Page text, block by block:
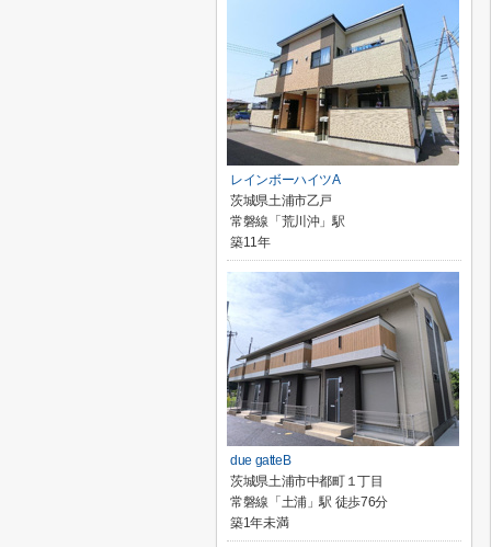
レインボーハイツA
茨城県土浦市乙戸
常磐線「荒川沖」駅
築11年
due gatteB
茨城県土浦市中都町１丁目
常磐線「土浦」駅 徒歩76分
築1年未満